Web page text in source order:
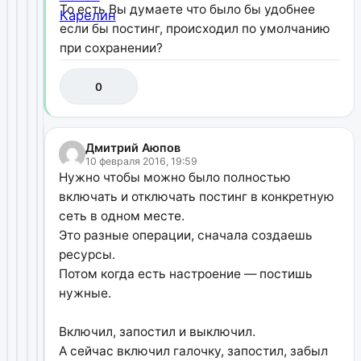
То есть Вы думаете что было бы удобнее
если бы постинг, происходил по умолчанию
при сохранении?
0
Дмитрий Аюпов
10 февраля 2016, 19:59
Нужно чтобы можно было полностью
включать и отключать постинг в конкретную
сеть в одном месте.
Это разные операции, сначала создаешь
ресурсы.
Потом когда есть настроение — постишь
нужные.
Включил, запостил и выключил.
А сейчас включил галочку, запостил, забыл